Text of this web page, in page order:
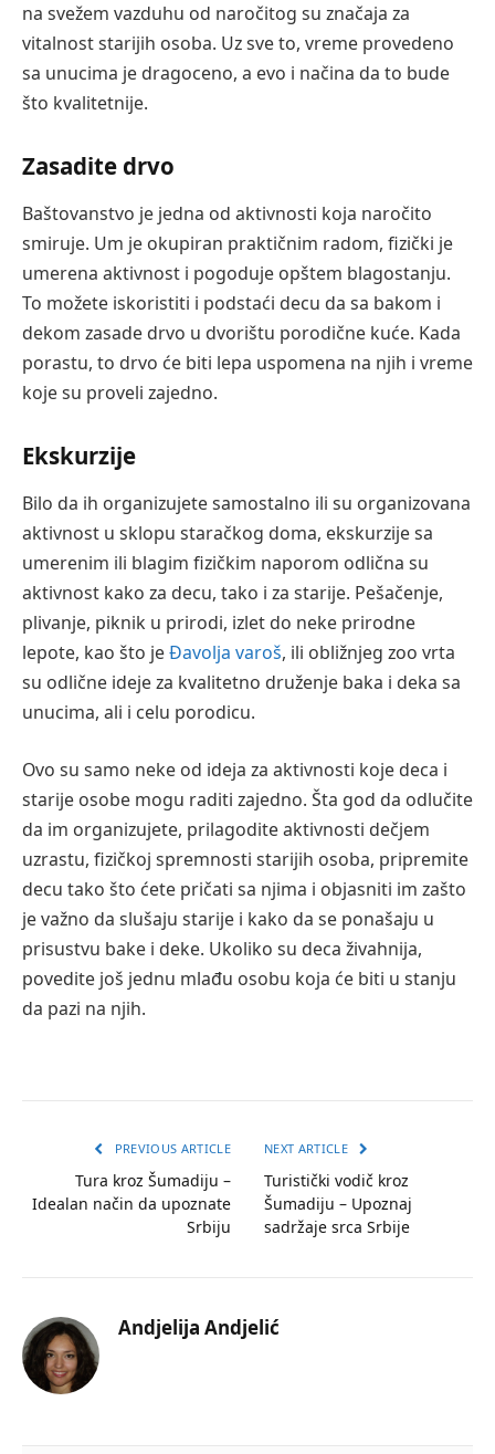
na svežem vazduhu od naročitog su značaja za
vitalnost starijih osoba. Uz sve to, vreme provedeno
sa unucima je dragoceno, a evo i načina da to bude
što kvalitetnije.
Zasadite drvo
Baštovanstvo je jedna od aktivnosti koja naročito
smiruje. Um je okupiran praktičnim radom, fizički je
umerena aktivnost i pogoduje opštem blagostanju.
To možete iskoristiti i podstaći decu da sa bakom i
dekom zasade drvo u dvorištu porodične kuće. Kada
porastu, to drvo će biti lepa uspomena na njih i vreme
koje su proveli zajedno.
Ekskurzije
Bilo da ih organizujete samostalno ili su organizovana
aktivnost u sklopu staračkog doma, ekskurzije sa
umerenim ili blagim fizičkim naporom odlična su
aktivnost kako za decu, tako i za starije. Pešačenje,
plivanje, piknik u prirodi, izlet do neke prirodne
lepote, kao što jeĐavolja varoš, ili obližnjeg zoo vrta
su odlične ideje za kvalitetno druženje baka i deka sa
unucima, ali i celu porodicu.
Ovo su samo neke od ideja za aktivnosti koje deca i
starije osobe mogu raditi zajedno. Šta god da odlučite
da im organizujete, prilagodite aktivnosti dečjem
uzrastu, fizičkoj spremnosti starijih osoba, pripremite
decu tako što ćete pričati sa njima i objasniti im zašto
je važno da slušaju starije i kako da se ponašaju u
prisustvu bake i deke. Ukoliko su deca živahnija,
povedite još jednu mlađu osobu koja će biti u stanju
da pazi na njih.
PREVIOUS ARTICLE
Tura kroz Šumadiju –
Idealan način da upoznate
Srbiju
NEXT ARTICLE
Turistički vodič kroz
Šumadiju – Upoznaj
sadržaje srca Srbije
Andjelija Andjelić